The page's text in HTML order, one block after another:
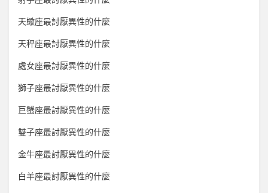
天蠍座最討厭異性的什麼
天秤座最討厭異性的什麼
處女座最討厭異性的什麼
獅子座最討厭異性的什麼
巨蟹座最討厭異性的什麼
雙子座最討厭異性的什麼
金牛座最討厭異性的什麼
白羊座最討厭異性的什麼